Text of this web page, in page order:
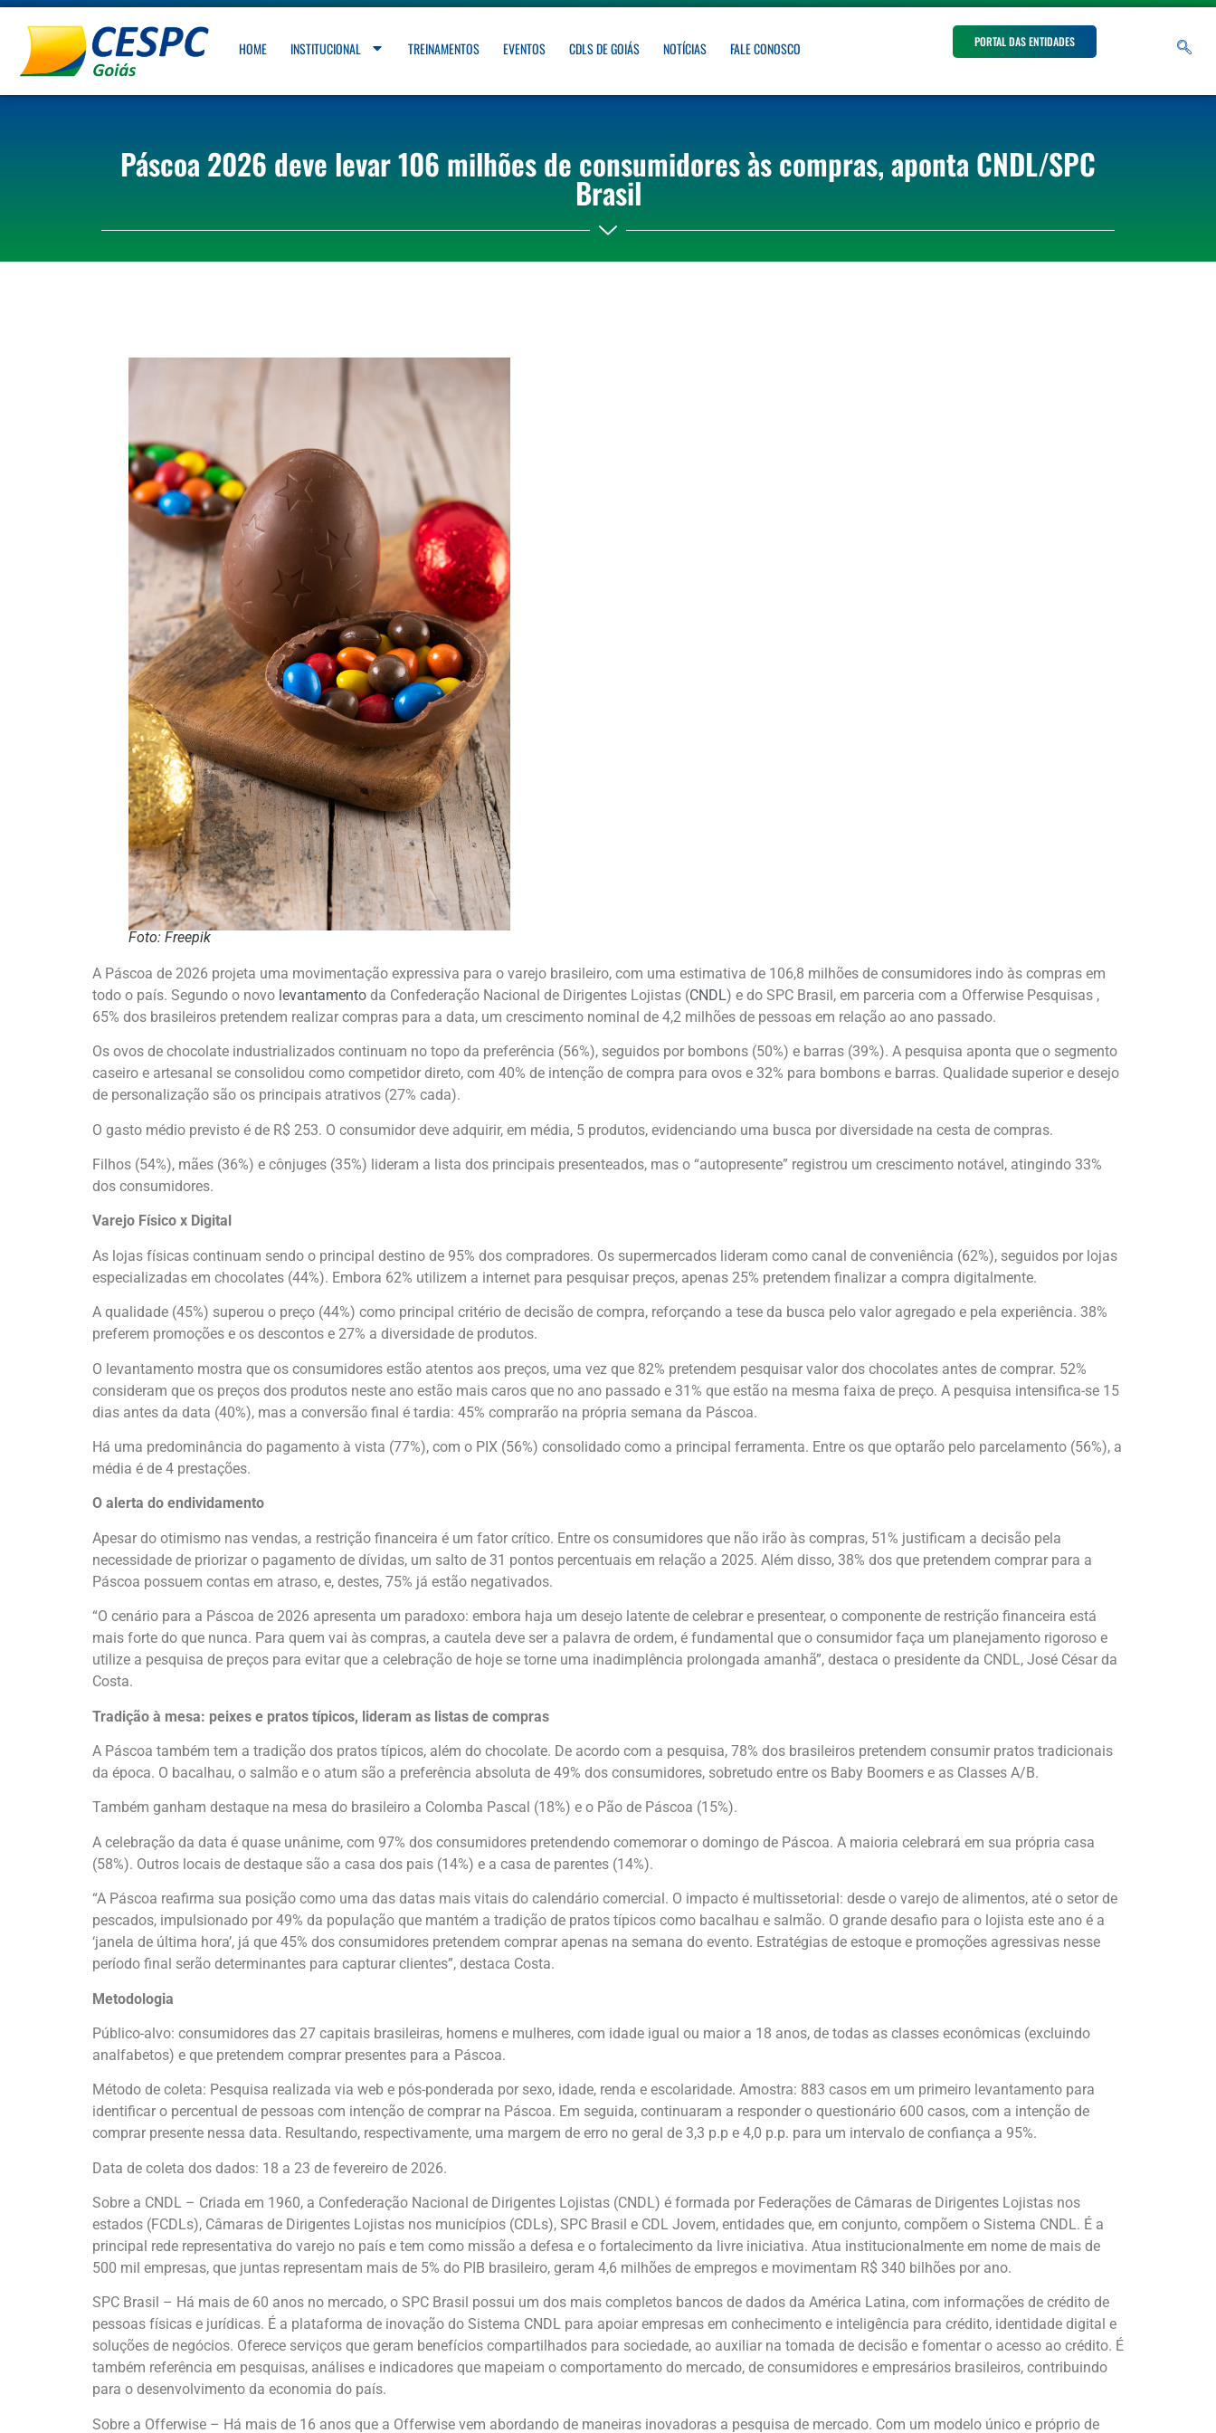
HOME INSTITUCIONAL TREINAMENTOS EVENTOS CDLS DE GOIÁS NOTÍCIAS FALE CONOSCO PORTAL DAS ENTIDADES
Páscoa 2026 deve levar 106 milhões de consumidores às compras, aponta CNDL/SPC
Brasil
Foto: Freepik
A Páscoa de 2026 projeta uma movimentação expressiva para o varejo brasileiro, com uma estimativa de 106,8 milhões de consumidores indo às compras em
todo o país. Segundo o novo levantamento da Confederação Nacional de Dirigentes Lojistas (CNDL) e do SPC Brasil, em parceria com a Offerwise Pesquisas ,
65% dos brasileiros pretendem realizar compras para a data, um crescimento nominal de 4,2 milhões de pessoas em relação ao ano passado.
Os ovos de chocolate industrializados continuam no topo da preferência (56%), seguidos por bombons (50%) e barras (39%). A pesquisa aponta que o segmento
caseiro e artesanal se consolidou como competidor direto, com 40% de intenção de compra para ovos e 32% para bombons e barras. Qualidade superior e desejo
de personalização são os principais atrativos (27% cada).
O gasto médio previsto é de R$ 253. O consumidor deve adquirir, em média, 5 produtos, evidenciando uma busca por diversidade na cesta de compras.
Filhos (54%), mães (36%) e cônjuges (35%) lideram a lista dos principais presenteados, mas o “autopresente” registrou um crescimento notável, atingindo 33%
dos consumidores.
Varejo Físico x Digital
As lojas físicas continuam sendo o principal destino de 95% dos compradores. Os supermercados lideram como canal de conveniência (62%), seguidos por lojas
especializadas em chocolates (44%). Embora 62% utilizem a internet para pesquisar preços, apenas 25% pretendem finalizar a compra digitalmente.
A qualidade (45%) superou o preço (44%) como principal critério de decisão de compra, reforçando a tese da busca pelo valor agregado e pela experiência. 38%
preferem promoções e os descontos e 27% a diversidade de produtos.
O levantamento mostra que os consumidores estão atentos aos preços, uma vez que 82% pretendem pesquisar valor dos chocolates antes de comprar. 52%
consideram que os preços dos produtos neste ano estão mais caros que no ano passado e 31% que estão na mesma faixa de preço. A pesquisa intensifica-se 15
dias antes da data (40%), mas a conversão final é tardia: 45% comprarão na própria semana da Páscoa.
Há uma predominância do pagamento à vista (77%), com o PIX (56%) consolidado como a principal ferramenta. Entre os que optarão pelo parcelamento (56%), a
média é de 4 prestações.
O alerta do endividamento
Apesar do otimismo nas vendas, a restrição financeira é um fator crítico. Entre os consumidores que não irão às compras, 51% justificam a decisão pela
necessidade de priorizar o pagamento de dívidas, um salto de 31 pontos percentuais em relação a 2025. Além disso, 38% dos que pretendem comprar para a
Páscoa possuem contas em atraso, e, destes, 75% já estão negativados.
“O cenário para a Páscoa de 2026 apresenta um paradoxo: embora haja um desejo latente de celebrar e presentear, o componente de restrição financeira está
mais forte do que nunca. Para quem vai às compras, a cautela deve ser a palavra de ordem, é fundamental que o consumidor faça um planejamento rigoroso e
utilize a pesquisa de preços para evitar que a celebração de hoje se torne uma inadimplência prolongada amanhã”, destaca o presidente da CNDL, José César da
Costa.
Tradição à mesa: peixes e pratos típicos, lideram as listas de compras
A Páscoa também tem a tradição dos pratos típicos, além do chocolate. De acordo com a pesquisa, 78% dos brasileiros pretendem consumir pratos tradicionais
da época. O bacalhau, o salmão e o atum são a preferência absoluta de 49% dos consumidores, sobretudo entre os Baby Boomers e as Classes A/B.
Também ganham destaque na mesa do brasileiro a Colomba Pascal (18%) e o Pão de Páscoa (15%).
A celebração da data é quase unânime, com 97% dos consumidores pretendendo comemorar o domingo de Páscoa. A maioria celebrará em sua própria casa
(58%). Outros locais de destaque são a casa dos pais (14%) e a casa de parentes (14%).
“A Páscoa reafirma sua posição como uma das datas mais vitais do calendário comercial. O impacto é multissetorial: desde o varejo de alimentos, até o setor de
pescados, impulsionado por 49% da população que mantém a tradição de pratos típicos como bacalhau e salmão. O grande desafio para o lojista este ano é a
‘janela de última hora’, já que 45% dos consumidores pretendem comprar apenas na semana do evento. Estratégias de estoque e promoções agressivas nesse
período final serão determinantes para capturar clientes”, destaca Costa.
Metodologia
Público-alvo: consumidores das 27 capitais brasileiras, homens e mulheres, com idade igual ou maior a 18 anos, de todas as classes econômicas (excluindo
analfabetos) e que pretendem comprar presentes para a Páscoa.
Método de coleta: Pesquisa realizada via web e pós-ponderada por sexo, idade, renda e escolaridade. Amostra: 883 casos em um primeiro levantamento para
identificar o percentual de pessoas com intenção de comprar na Páscoa. Em seguida, continuaram a responder o questionário 600 casos, com a intenção de
comprar presente nessa data. Resultando, respectivamente, uma margem de erro no geral de 3,3 p.p e 4,0 p.p. para um intervalo de confiança a 95%.
Data de coleta dos dados: 18 a 23 de fevereiro de 2026.
Sobre a CNDL – Criada em 1960, a Confederação Nacional de Dirigentes Lojistas (CNDL) é formada por Federações de Câmaras de Dirigentes Lojistas nos
estados (FCDLs), Câmaras de Dirigentes Lojistas nos municípios (CDLs), SPC Brasil e CDL Jovem, entidades que, em conjunto, compõem o Sistema CNDL. É a
principal rede representativa do varejo no país e tem como missão a defesa e o fortalecimento da livre iniciativa. Atua institucionalmente em nome de mais de
500 mil empresas, que juntas representam mais de 5% do PIB brasileiro, geram 4,6 milhões de empregos e movimentam R$ 340 bilhões por ano.
SPC Brasil – Há mais de 60 anos no mercado, o SPC Brasil possui um dos mais completos bancos de dados da América Latina, com informações de crédito de
pessoas físicas e jurídicas. É a plataforma de inovação do Sistema CNDL para apoiar empresas em conhecimento e inteligência para crédito, identidade digital e
soluções de negócios. Oferece serviços que geram benefícios compartilhados para sociedade, ao auxiliar na tomada de decisão e fomentar o acesso ao crédito. É
também referência em pesquisas, análises e indicadores que mapeiam o comportamento do mercado, de consumidores e empresários brasileiros, contribuindo
para o desenvolvimento da economia do país.
Sobre a Offerwise – Há mais de 16 anos que a Offerwise vem abordando de maneiras inovadoras a pesquisa de mercado. Com um modelo único e próprio de